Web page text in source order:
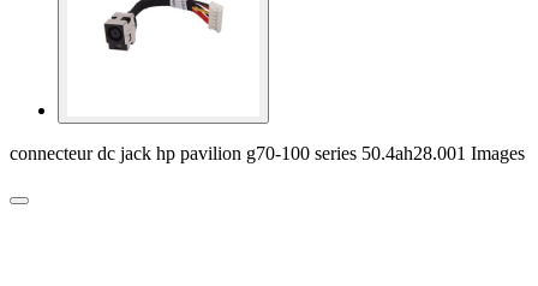
connecteur dc jack hp pavilion g70-100 series 50.4ah28.001 Images